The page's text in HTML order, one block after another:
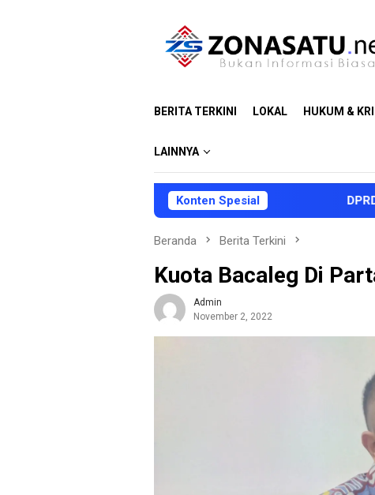
BERITA TERKINI LOKAL HUKUM &
LAINNYA
Konten Spesial DPRD dan
Beranda Berita Terkini
Kuota Bacaleg Di
Admin
November 2, 2022